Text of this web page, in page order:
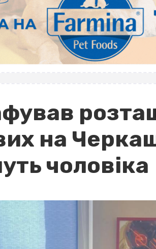
на
чоловіка